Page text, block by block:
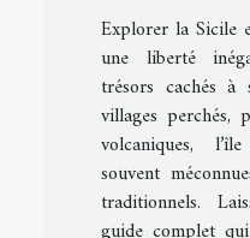
Explorer la Sicile
une liberté
trésors cachés
villages perchés,
volcaniques,
souvent
traditionnels.